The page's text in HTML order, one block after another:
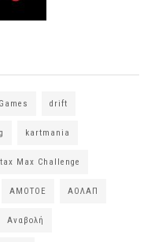
drift
kartmania
Max Challenge
ΑΜΟΤΟΕ ΑΟΛΑΠ
Αναβολή